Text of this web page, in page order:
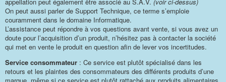
On peut aussi parler de Support Technique, ce terme s’emploie
couramment dans le domaine Informatique.
L’assistance peut répondre à vos questions avant vente, si vous avez un
doute pour l’acquisition d’un produit, n’hésitez pas à contacter la société
qui met en vente le produit en question afin de lever vos incertitudes.
Service consommateur : Ce service est plutôt spécialisé dans les
retours et les plaintes des consommateurs des différents produits d’une